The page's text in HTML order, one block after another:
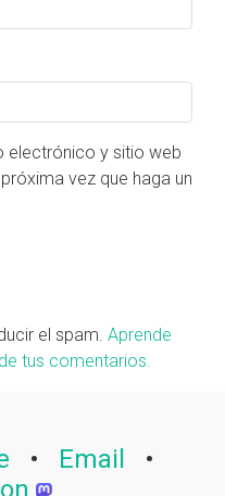
electrónico y sitio web
vez que haga un
el spam. Aprende
tus comentarios.
• Email
•